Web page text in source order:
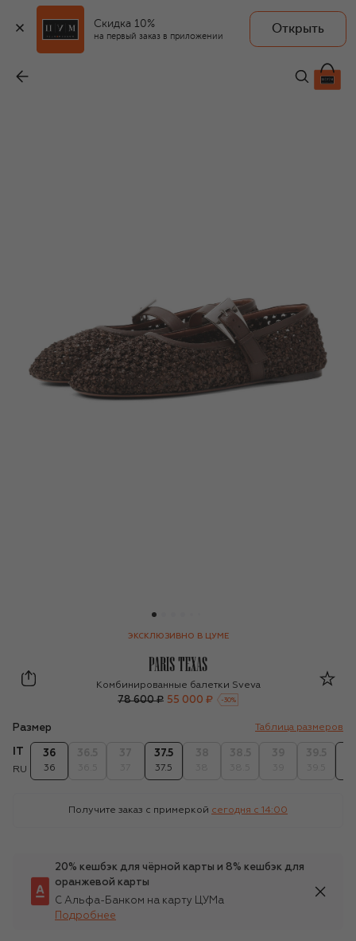
Скидка 10%
на первый заказ в приложении
Открыть
55 000 ₽
ЭКСКЛЮЗИВНО В ЦУМЕ
Paris Texas
Комбинированные балетки Sveva
78 600 ₽ 55 000 ₽ -30%
Размер Таблица размеров
RU
36
36
37.5
37.5
Получите заказ с примеркой сегодня c 14:00
20% кешбэк для чёрной карты и 8% кешбэк для
оранжевой карты
С Альфа-Банком на карту ЦУМа
Подробнее